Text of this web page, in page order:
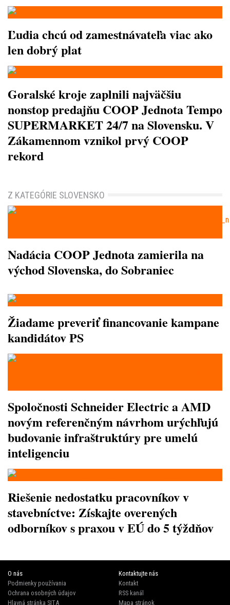
Ľudia chcú od zamestnávateľa viac ako
len dobrý plat
Goralské kroje zaplnili najväčšiu
nonstop predajňu COOP Jednota Tempo
SUPERMARKET 24/7 na Slovensku. V
Zákamennom vznikol prvý COOP
rekord
Z KATEGÓRIE SLOVENSKO
Nadácia COOP Jednota zamierila na
východ Slovenska, do Sobraniec
Žiadame preveriť financovanie kampane
kandidátov PS
Spoločnosti Schneider Electric a AMD
novým referenčným návrhom urýchľujú
budovanie infraštruktúry pre umelú
inteligenciu
Riešenie nedostatku pracovníkov v
stavebníctve: Získajte overených
odborníkov s praxou v EÚ do 5 týždňov
O nás
Podmienky používania
Ochrana osobných údajov
Hlavná stránka SITA
Kontaktujte nás
Kontakt
RSS kanál
Mapa stránok